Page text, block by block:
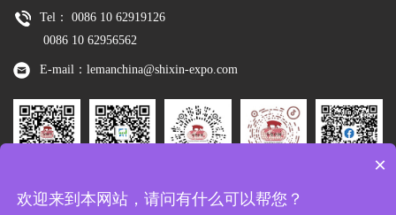
Tel： 0086 10 62919126
0086 10 62956562
E-mail：lemanchina@shixin-expo.com
Wechat
Tiktok
×
欢迎来到本网站，请问有什么可以帮您？